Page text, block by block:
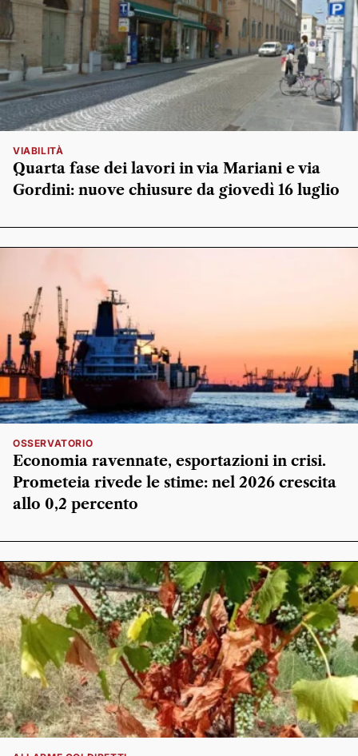
VIABILITÀ
Quarta fase dei lavori in via Mariani e via
Gordini: nuove chiusure da giovedì 16 luglio
OSSERVATORIO
Economia ravennate, esportazioni in crisi.
Prometeia rivede le stime: nel 2026 crescita
allo 0,2 percento